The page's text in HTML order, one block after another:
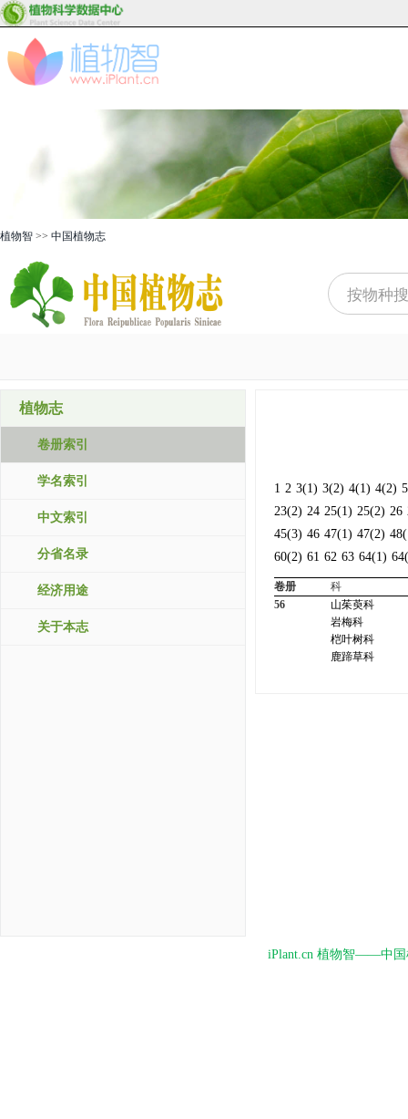
植物智 >> 中国植物志
植物志
卷册索引
学名索引
中文索引
分省名录
经济用途
关于本志
1 2 3(1) 3(2) 4(1) 4(2)
23(2) 24 25(1) 25(2) 26
45(3) 46 47(1) 47(2)
60(2) 61 62 63 64(1)
卷册
科
56
山茱萸科
岩梅科
桤叶树科
鹿蹄草科
iPlant.cn 植物智——中国